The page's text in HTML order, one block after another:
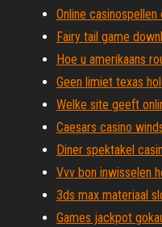
Online
Fairy tail game
Hoe u amerikaans
Geen limiet texas
Welke site geeft
Caesars casino
Diner spektakel
Vvv bon inwisselen
3ds max materiaal
Games jackpot